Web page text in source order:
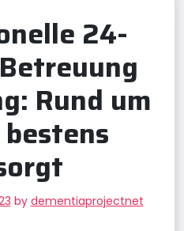
24-
Rund um
by dementiaprojectnet